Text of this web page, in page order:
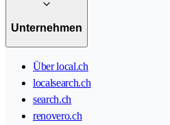
Unternehmen
Über local.ch
localsearch.ch
search.ch
renovero.ch